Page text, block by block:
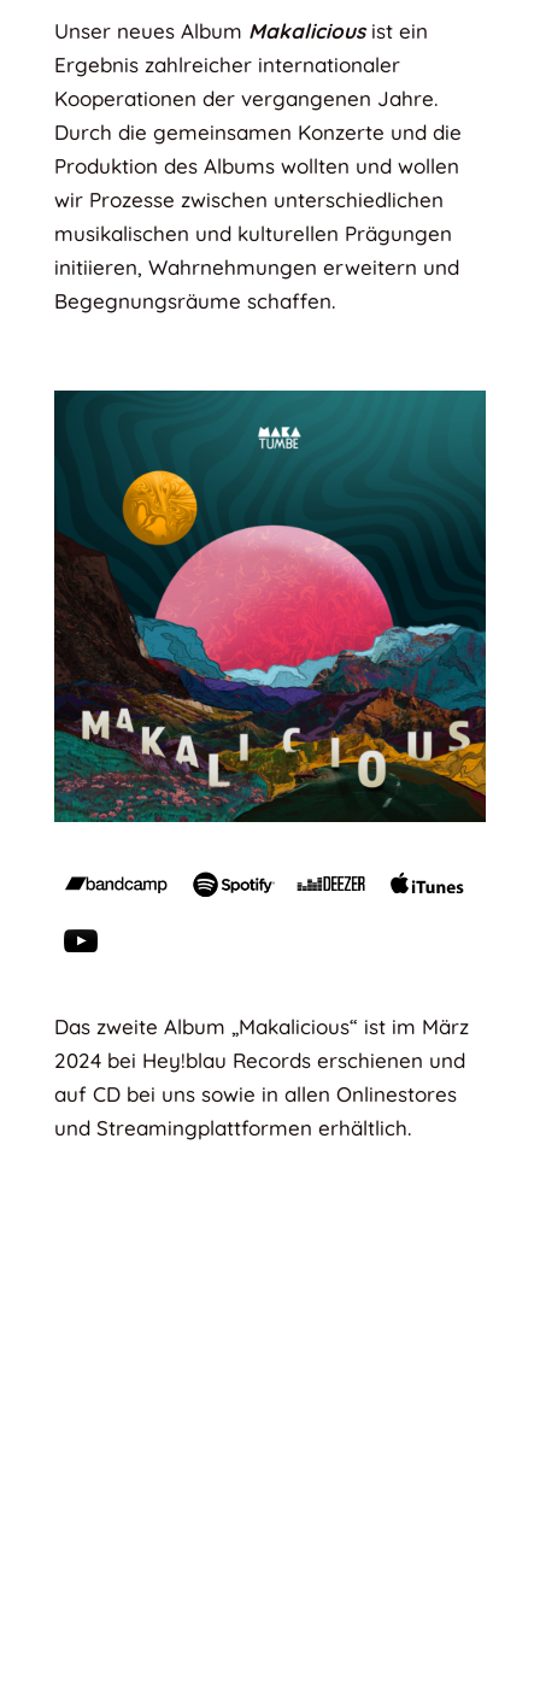
Unser neues Album Makalicious ist ein
Ergebnis zahlreicher internationaler
Kooperationen der vergangenen Jahre.
Durch die gemeinsamen Konzerte und die
Produktion des Albums wollten und wollen
wir Prozesse zwischen unterschiedlichen
musikalischen und kulturellen Prägungen
initiieren, Wahrnehmungen erweitern und
Begegnungsräume schaffen.
Das zweite Album „Makalicious“ ist im März
2024 bei Hey!blau Records erschienen und
auf CD bei uns sowie in allen Onlinestores
und Streamingplattformen erhältlich.